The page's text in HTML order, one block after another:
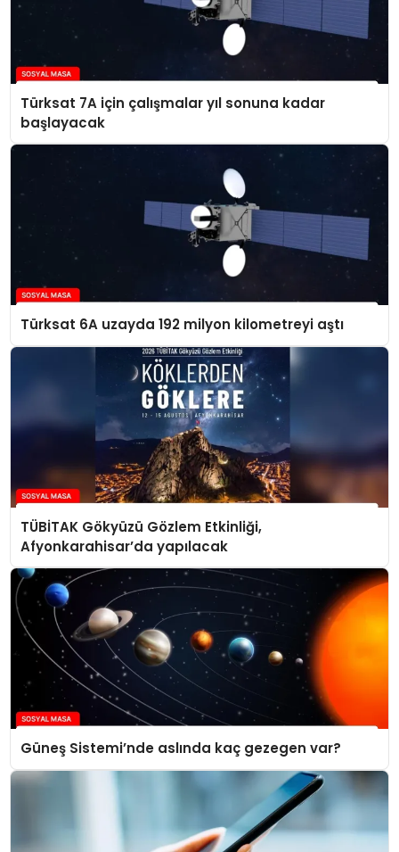
Türksat 7A için çalışmalar yıl sonuna kadar
başlayacak
Türksat 6A uzayda 192 milyon kilometreyi aştı
TÜBİTAK Gökyüzü Gözlem Etkinliği,
Afyonkarahisar’da yapılacak
Güneş Sistemi’nde aslında kaç gezegen var?